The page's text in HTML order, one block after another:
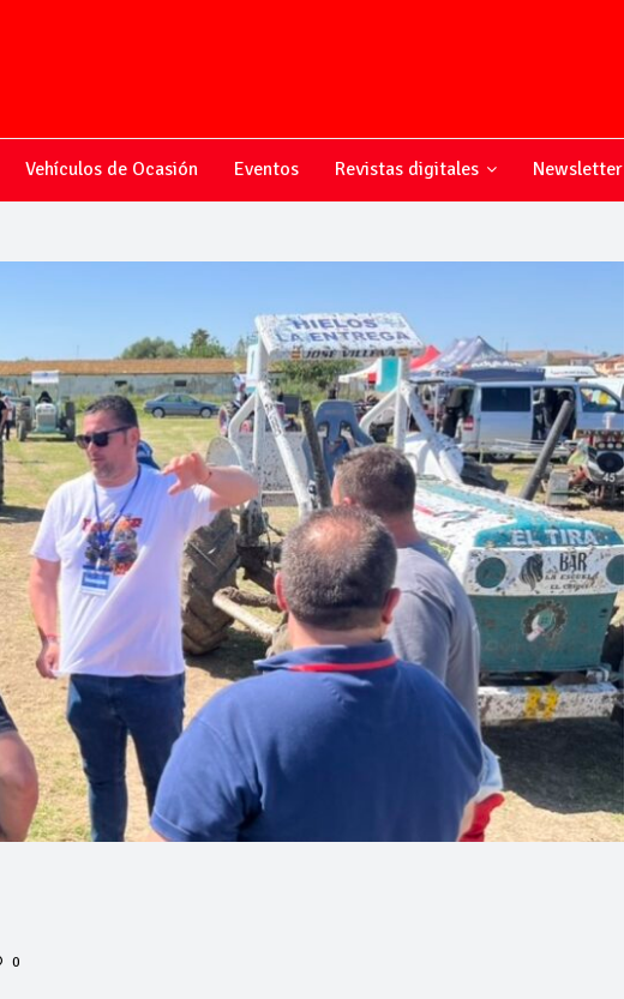
Vehículos de Ocasión Eventos Revistas digitales Newsletter
0